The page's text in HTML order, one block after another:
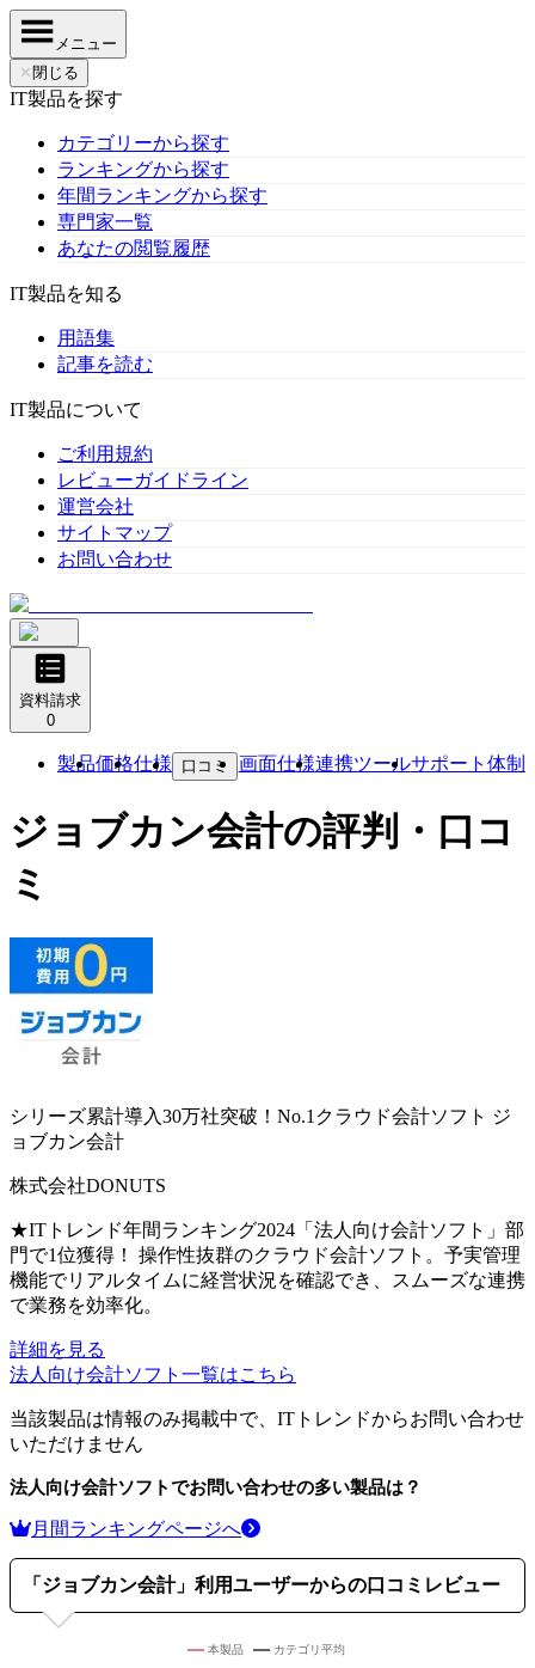
メニュー
✕ 閉じる
IT製品を探す
カテゴリーから探す
ランキングから探す
年間ランキングから探す
専門家一覧
あなたの閲覧履歴
IT製品を知る
用語集
記事を読む
IT製品について
ご利用規約
レビューガイドライン
運営会社
サイトマップ
お問い合わせ
資料請求
0
製品価格仕様 口コミ 画面仕様連携ツールサポート体制
ジョブカン会計の評判・口コ
ミ
シリーズ累計導入30万社突破！No.1クラウド会計ソフト ジ
ョブカン会計
株式会社DONUTS
★ITトレンド年間ランキング2024「法人向け会計ソフト」部
門で1位獲得！ 操作性抜群のクラウド会計ソフト。予実管理
機能でリアルタイムに経営状況を確認でき、スムーズな連携
で業務を効率化。
詳細を見る
法人向け会計ソフト 一覧はこちら
当該製品は情報のみ掲載中で、ITトレンドからお問い合わせ
いただけません
法人向け会計ソフトでお問い合わせの多い製品は？
月間ランキングページへ
「 ジョブカン会計」利用ユーザーからの口コミレビュー